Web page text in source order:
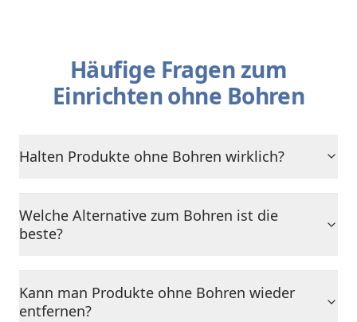
Häufige Fragen zum
Einrichten ohne Bohren
Halten Produkte ohne Bohren wirklich?
Welche Alternative zum Bohren ist die
beste?
Kann man Produkte ohne Bohren wieder
entfernen?